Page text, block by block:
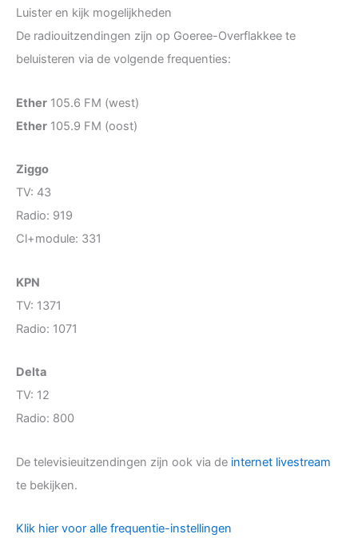
Luister en kijk mogelijkheden
De radiouitzendingen zijn op Goeree-Overflakkee te
beluisteren via de volgende frequenties:
Ether 105.6 FM (west)
Ether 105.9 FM (oost)
Ziggo
TV: 43
Radio: 919
Cl+module: 331
KPN
TV: 1371
Radio: 1071
Delta
TV: 12
Radio: 800
De televisieuitzendingen zijn ook via de internet livestream
te bekijken.
Klik hier voor alle frequentie-instellingen